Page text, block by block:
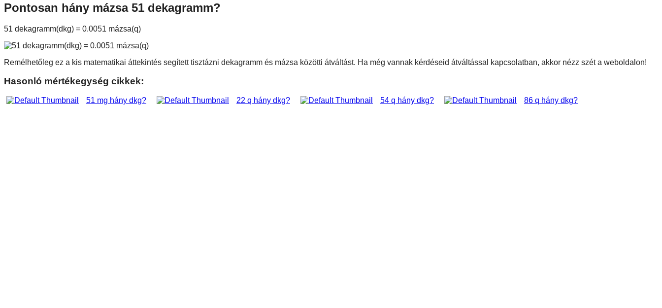
Pontosan hány mázsa 51 dekagramm?
51 dekagramm(dkg) = 0.0051 mázsa(q)
Remélhetőleg ez a kis matematikai áttekintés segített tisztázni dekagramm és mázsa közötti átváltást. Ha még vannak kérdéseid átváltással kapcsolatban, akkor nézz szét a weboldalon!
Hasonló mértékegység cikkek:
51 mg hány dkg? 22 q hány dkg? 54 q hány dkg? 86 q hány dkg?